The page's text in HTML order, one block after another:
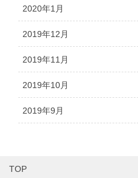
2020年1月
2019年12月
2019年11月
2019年10月
2019年9月
TOP